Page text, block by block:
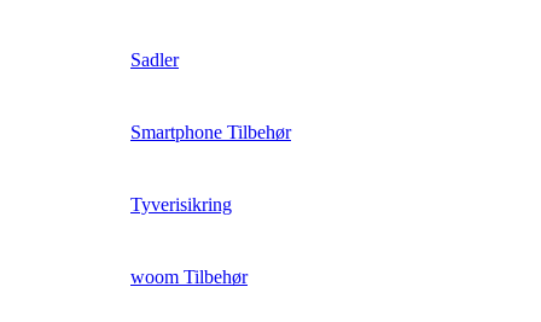
Sadler
Smartphone Tilbehør
Tyverisikring
woom Tilbehør